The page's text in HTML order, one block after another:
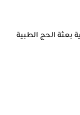
بعثة الحج الطبية